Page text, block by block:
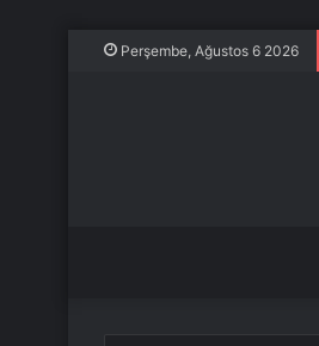
Perşembe, Ağustos 6 2026